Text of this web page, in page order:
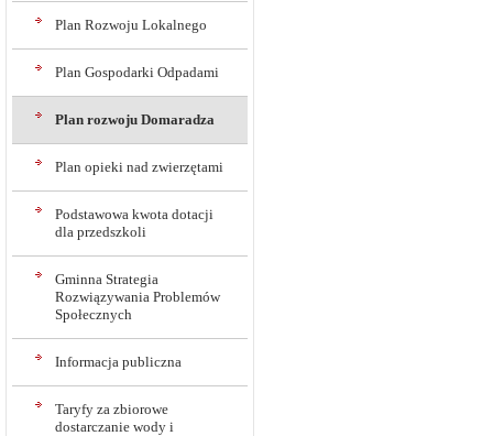
Plan Rozwoju Lokalnego
Plan Gospodarki Odpadami
Plan rozwoju Domaradza
Plan opieki nad zwierzętami
Podstawowa kwota dotacji
dla przedszkoli
Gminna Strategia
Rozwiązywania Problemów
Społecznych
Informacja publiczna
Taryfy za zbiorowe
dostarczanie wody i